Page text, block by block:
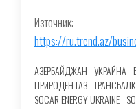
Източник:
https://ru.trend.az/
АЗЕРБАЙДЖАН УКРАЙНА
ПРИРОДЕН ГАЗ
SOCAR ENERGY UKRAINE